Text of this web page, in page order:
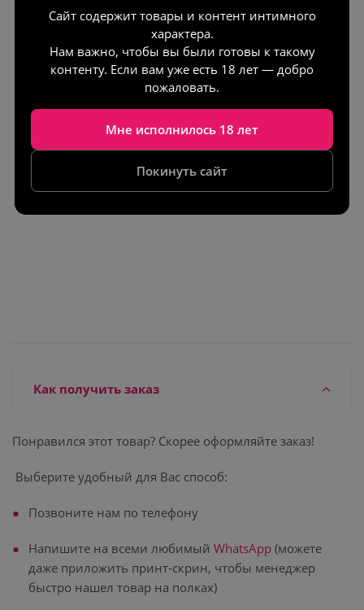
Iroha Stick –
(цвет розовый)
15 400 тг./шт
Как получить заказ
Понравился этот товар? Скорее оформляйте заказ!
Выберите удобный для Вас способ:
Позвоните нам по телефону
Напишите на всеми любимый WhatsApp (можете
даже приложить принт-скрин, чтобы менеджер
быстро нашел товар на полках)
Сайт содержит товары и контент интимного
характера.
Нам важно, чтобы вы были готовы к такому
контенту. Если вам уже есть 18 лет — добро
пожаловать.
Мне исполнилось 18 лет
Покинуть сайт